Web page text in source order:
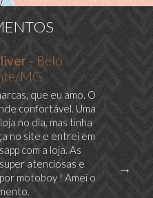
- Belo
MG
que eu amo. O
confortável. Uma
no dia, mas tinha
no site e entrei em
com a loja. As
atenciosas e
motoboy ! Amei o